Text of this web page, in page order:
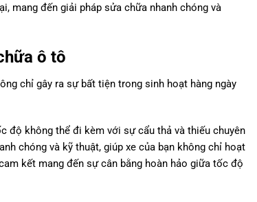
mang đến giải pháp sửa chữa nhanh chóng và
ô tô
chỉ gây ra sự bất tiện trong sinh hoạt hàng ngày
độ không thể đi kèm với sự cẩu thả và thiếu chuyên
chóng và kỹ thuật, giúp xe của bạn không chỉ hoạt
kết mang đến sự cân bằng hoàn hảo giữa tốc độ